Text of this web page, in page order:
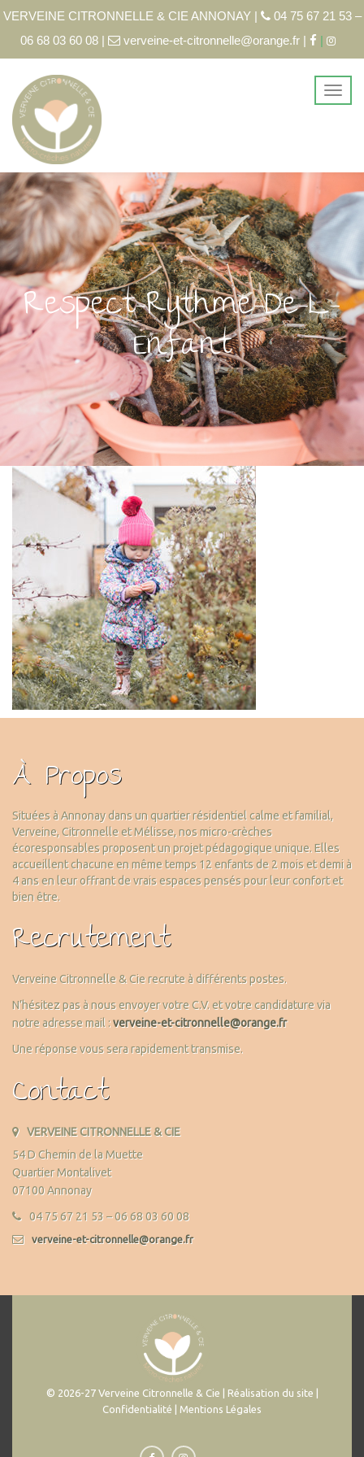
VERVEINE CITRONNELLE & CIE ANNONAY |
04 75 67 21 53 –
06 68 03 60 08 |
verveine-et-citronnelle@orange.fr | |
Respect-Rythme-De-L-
Enfant
À Propos
Situées à Annonay dans un quartier résidentiel calme et familial,
Verveine, Citronnelle et Mélisse, nos micro-crèches
écoresponsables proposent un projet pédagogique unique. Elles
accueillent chacune en même temps 12 enfants de 2 mois et demi à
4 ans en leur offrant de vrais espaces pensés pour leur confort et
bien être.
Recrutement
Verveine Citronnelle & Cie recrute à différents postes.
N’hésitez pas à nous envoyer votre C.V. et votre candidature via
notre adresse mail :verveine-et-citronnelle@orange.fr
Une réponse vous sera rapidement transmise.
Contact
VERVEINE CITRONNELLE & CIE
54 D Chemin de la Muette
Quartier Montalivet
07100 Annonay
04 75 67 21 53 – 06 68 03 60 08
verveine-et-citronnelle@orange.fr
© 2026-27 Verveine Citronnelle & Cie | Réalisation du site |
Confidentialité | Mentions Légales